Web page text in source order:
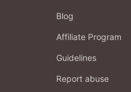
Blog
Affiliate Program
Guidelines
Report abuse